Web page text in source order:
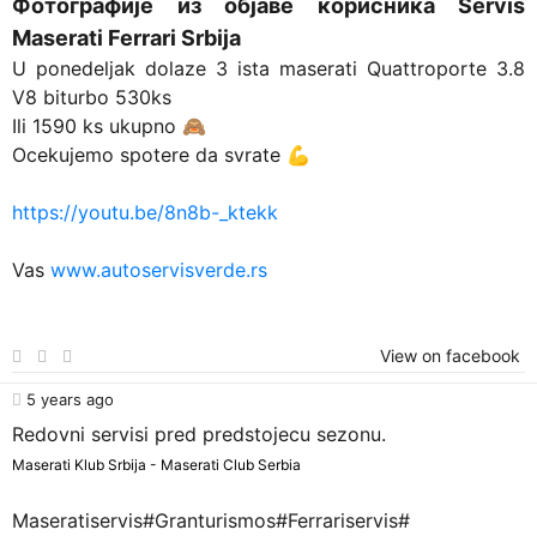
Фотографије из објаве корисника Servis
Maserati Ferrari Srbija
U ponedeljak dolaze 3 ista maserati Quattroporte 3.8
V8 biturbo 530ks
Ili 1590 ks ukupno 🙈
Ocekujemo spotere da svrate 💪
https://youtu.be/8n8b-_ktekk
Vas www.autoservisverde.rs
View on facebook
5 years ago
Redovni servisi pred predstojecu sezonu.
Maserati Klub Srbija - Maserati Club Serbia
Maseratiservis#Granturismos#Ferrariservis#